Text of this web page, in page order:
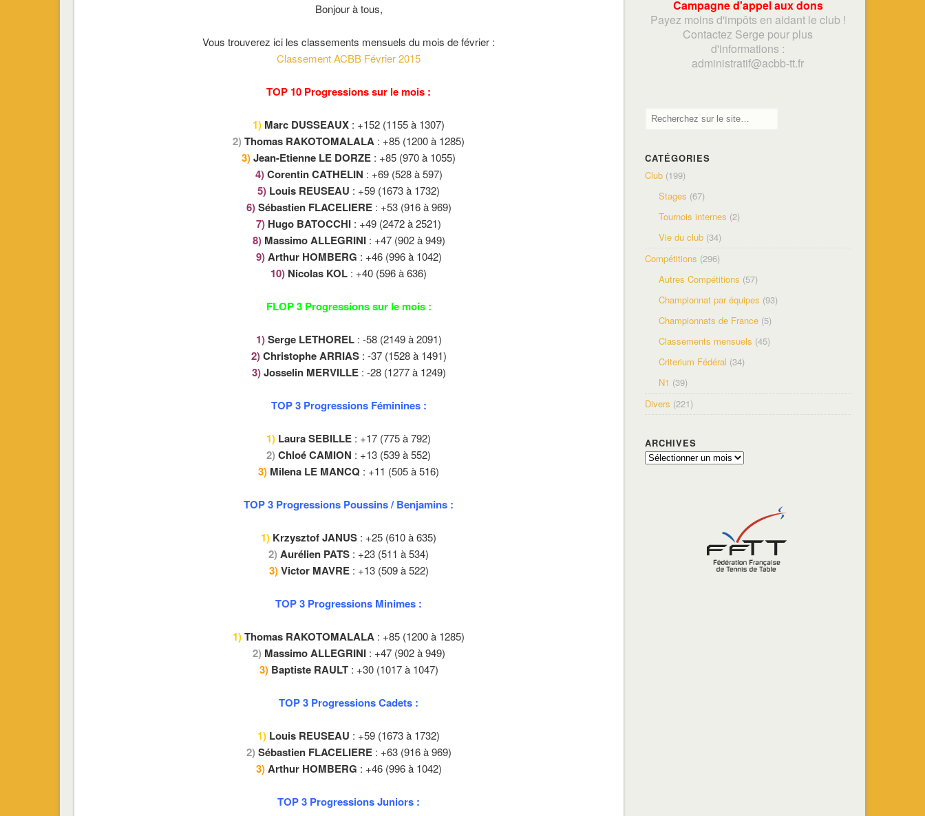
Bonjour à tous,
Vous trouverez ici les classements mensuels du mois de février :
Classement ACBB Février 2015
TOP 10 Progressions sur le mois :
1) Marc DUSSEAUX : +152 (1155 à 1307)
2) Thomas RAKOTOMALALA : +85 (1200 à 1285)
3)Jean-Etienne LE DORZE : +85 (970 à 1055)
4)Corentin CATHELIN : +69 (528 à 597)
5) Louis REUSEAU : +59 (1673 à 1732)
6)Sébastien FLACELIERE: +53 (916 à 969)
7) Hugo BATOCCHI : +49 (2472 à 2521)
8)Massimo ALLEGRINI: +47 (902 à 949)
9)Arthur HOMBERG : +46 (996 à 1042)
10) Nicolas KOL : +40 (596 à 636)
FLOP 3 Progressions sur le mois :
1)Serge LETHOREL: -58 (2149 à 2091)
2)Christophe ARRIAS: -37 (1528 à 1491)
3)Josselin MERVILLE: -28 (1277 à 1249)
TOP 3 Progressions Féminines :
1) Laura SEBILLE : +17 (775 à 792)
2) Chloé CAMION : +13 (539 à 552)
3) Milena LE MANCQ : +11 (505 à 516)
TOP 3 Progressions Poussins / Benjamins :
1) Krzysztof JANUS : +25 (610 à 635)
2) Aurélien PATS : +23 (511 à 534)
3)Victor MAVRE: +13 (509 à 522)
TOP 3 Progressions Minimes :
1)Thomas RAKOTOMALALA : +85 (1200 à 1285)
2) Massimo ALLEGRINI: +47 (902 à 949)
3)Baptiste RAULT: +30 (1017 à 1047)
TOP 3 Progressions Cadets :
1) Louis REUSEAU : +59 (1673 à 1732)
2) Sébastien FLACELIERE : +63 (916 à 969)
3)Arthur HOMBERG : +46 (996 à 1042)
TOP 3 Progressions Juniors :
Campagne d'appel aux dons
Payez moins d'impôts en aidant le club !
Contactez Serge pour plus
d'informations :
administratif@acbb-tt.fr
CATÉGORIES
Club (199)
Stages (67)
Tournois internes (2)
Vie du club (34)
Compétitions (296)
Autres Compétitions (57)
Championnat par équipes (93)
Championnats de France (5)
Classements mensuels (45)
Criterium Fédéral (34)
N1 (39)
Divers (221)
ARCHIVES
Archives